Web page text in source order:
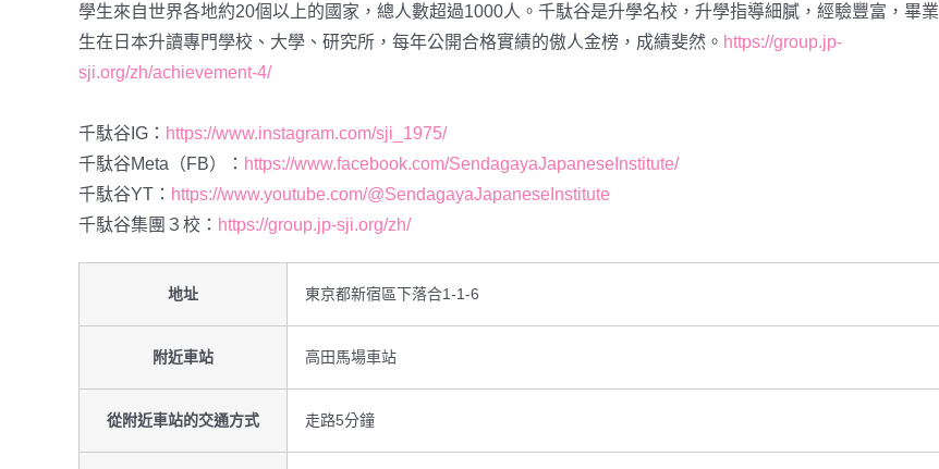
學生來自世界各地約20個以上的國家，總人數超過1000人。千駄谷是升學名校，升學指導細膩，經驗豐富，畢業
生在日本升讀專門學校、大學、研究所，每年公開合格實績的傲人金榜，成績斐然。 https://group.jp-
sji.org/zh/achievement-4/
千駄谷IG： https://www.instagram.com/sji_1975/
千駄谷Meta（FB）： https://www.facebook.com/SendagayaJapaneseInstitute/
千駄谷YT： https://www.youtube.com/@SendagayaJapaneseInstitute
千駄谷集團３校： https://group.jp-sji.org/zh/
地址 東京都新宿區下落合1-1-6
附近車站 高田馬場車站
從附近車站的交通方式 走路5分鐘